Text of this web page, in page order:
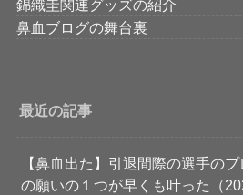
錦織圭関連グッズの紹介
鼻血ブログの舞台裏
最近の記事
【鼻血出た】引退間際の選手の
の願いの１つが早くも叶った（